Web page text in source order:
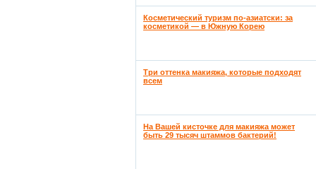
Косметический туризм по-азиатски: за
косметикой — в Южную Корею
Три оттенка макияжа, которые подходят
всем
На Вашей кисточке для макияжа может
быть 29 тысяч штаммов бактерий!